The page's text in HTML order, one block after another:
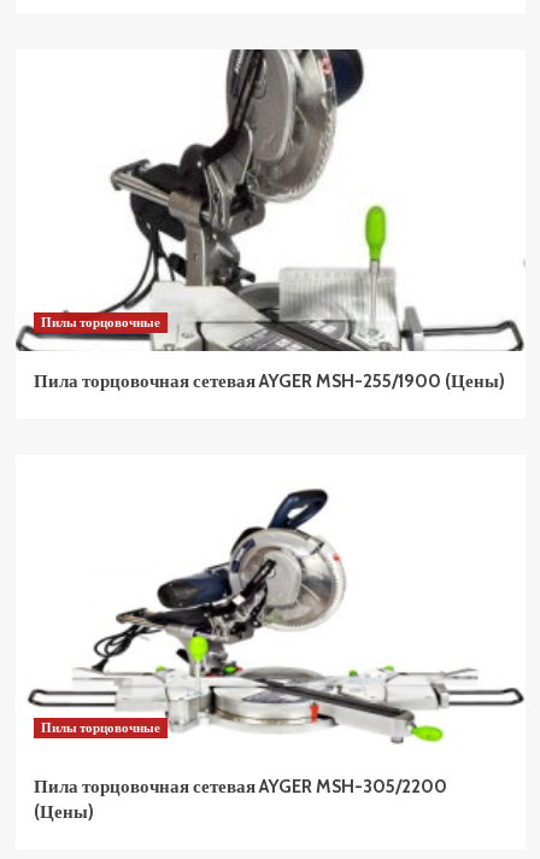
Пилы торцовочные
Пила торцовочная сетевая AYGER MSH-255/1900 (Цены)
Пилы торцовочные
Пила торцовочная сетевая AYGER MSH-305/2200
(Цены)